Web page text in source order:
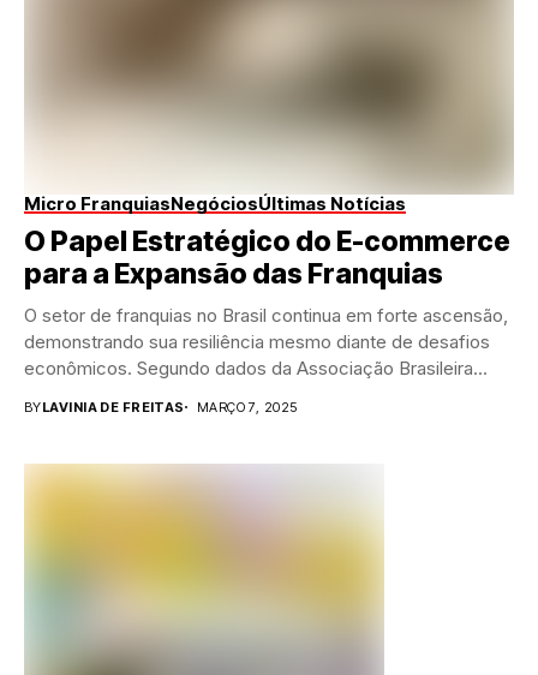
Micro FranquiasNegóciosÚltimas Notícias
O Papel Estratégico do E-commerce
para a Expansão das Franquias
O setor de franquias no Brasil continua em forte ascensão,
demonstrando sua resiliência mesmo diante de desafios
econômicos. Segundo dados da Associação Brasileira...
BYLAVINIA DE FREITAS MARÇO 7, 2025